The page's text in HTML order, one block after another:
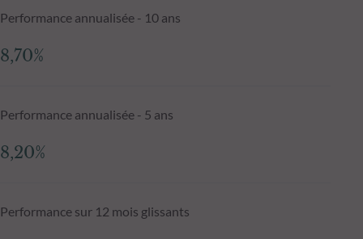
Performance annualisée - 10 ans
8,70%
Performance annualisée - 5 ans
8,20%
Performance sur 12 mois glissants